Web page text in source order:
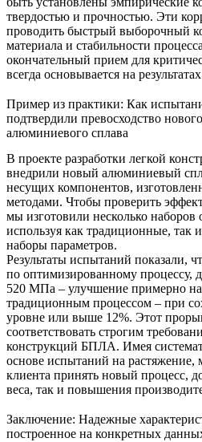
твердостью и прочностью. Эти
проводить быстрый выборочный
материала и стабильности
окончательный прием для
всегда основывается на
Пример из практики: Как
подтвердили превосходство
алюминиевого сплава
В проекте разработки легкой
внедрили новый алюминиевый
несущих компонентов,
методами. Чтобы проверить
мы изготовили несколько наборов
используя как традиционные, так
наборы параметров.
Результаты испытаний показали,
по оптимизированному процессу,
520 МПа – улучшение примерно
традиционным процессом – при
уровне или выше 12%. Этот
соответствовать строгим
конструкций БПЛА. Имея
основе испытаний на
клиента принять новый процесс,
веса, так и повышения
Заключение: Надежные
построенное на конкретных